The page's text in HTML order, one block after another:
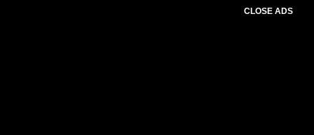
CLOSE ADS